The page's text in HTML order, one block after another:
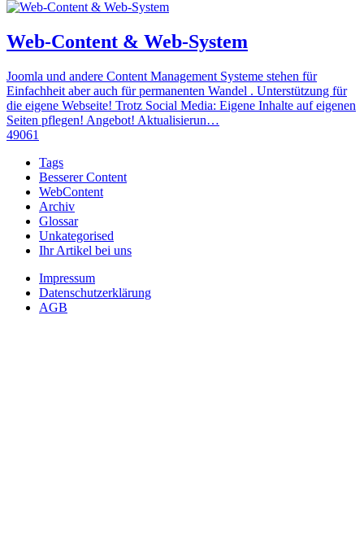
Web-Content & Web-System
Joomla und andere Content Management Systeme stehen für
Einfachheit aber auch für permanenten Wandel . Unterstützung für
die eigene Webseite! Trotz Social Media: Eigene Inhalte auf eigenen
Seiten pflegen! Angebot! Aktualisierun…
49061
Tags
Besserer Content
WebContent
Archiv
Glossar
Unkategorised
Ihr Artikel bei uns
Impressum
Datenschutzerklärung
AGB